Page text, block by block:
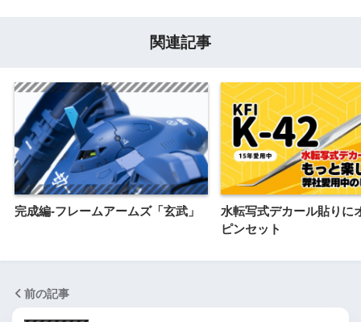
関連記事
完成編-フレームアームズ「玄武」
水転写式デカール貼りに
ピンセット
前の記事